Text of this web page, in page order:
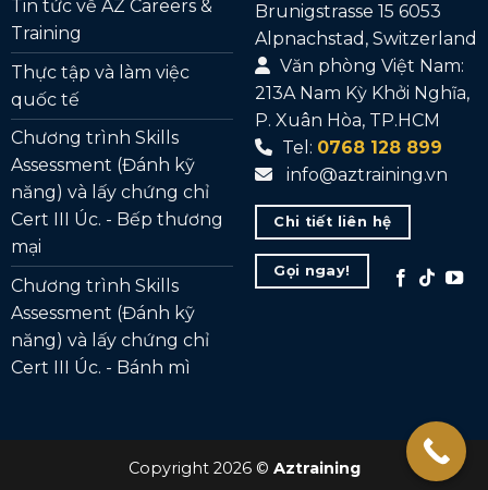
Tin tức về AZ Careers &
Training
Thực tập và làm việc
quốc tế
Chương trình Skills
Assessment (Đánh kỹ
năng) và lấy chứng chỉ
Cert III Úc. - Bếp thương
mại
Chương trình Skills
Assessment (Đánh kỹ
năng) và lấy chứng chỉ
Cert III Úc. - Bánh mì
Brunigstrasse 15 6053
Alpnachstad, Switzerland
Văn phòng Việt Nam:
213A Nam Kỳ Khởi Nghĩa,
P. Xuân Hòa, TP.HCM
Tel: 0768 128 899
info@aztraining.vn
Chi tiết liên hệ
Gọi ngay!
Copyright 2026 © Aztraining